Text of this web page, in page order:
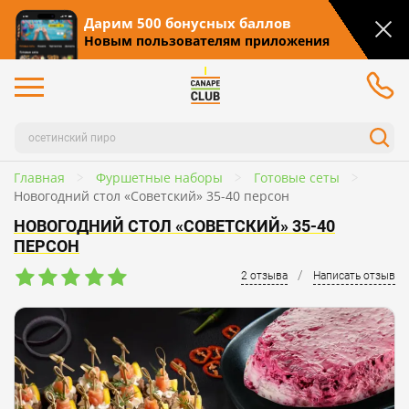
Дарим 500 бонусных баллов
Новым пользователям приложения
Главная Фуршетные наборы
Готовые сеты
Новогодний стол «Советский» 35-40 персон
НОВОГОДНИЙ СТОЛ «СОВЕТСКИЙ» 35-40
ПЕРСОН
2 отзыва / Написать отзыв